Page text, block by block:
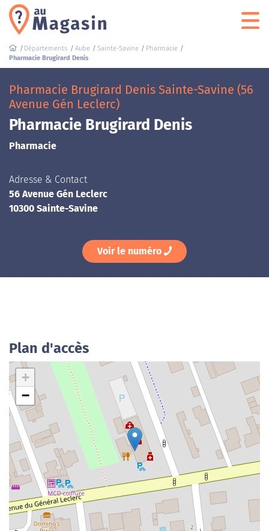
Départements Aube Sainte-Savine
Pharmacie
Pharmacie Brugirard Denis
Pharmacie Brugirard Denis Sainte-Savine (56
Avenue Gén Leclerc)
Pharmacie Brugirard Denis
Pharmacie
Adresse & Contact
56 Avenue Gén Leclerc
10300 Sainte-Savine
Voir le numéro
Plan d'accès
+
−